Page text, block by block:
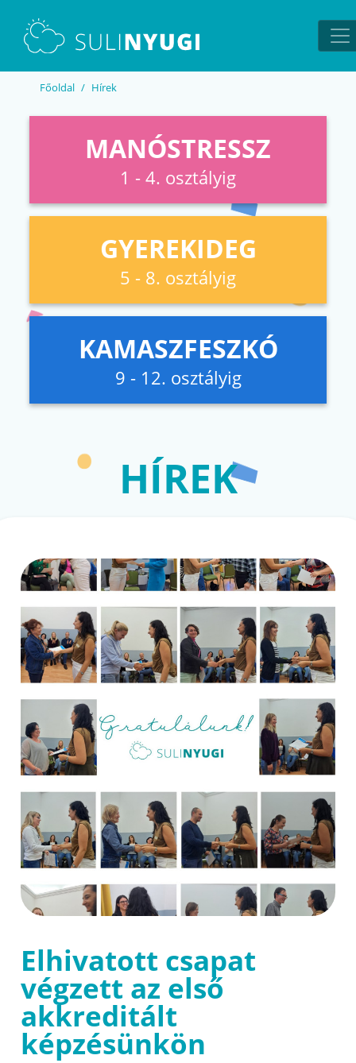
Főoldal Hírek
MANÓSTRESSZ
1 - 4. osztályig
GYEREKIDEG
5 - 8. osztályig
KAMASZFESZKÓ
9 - 12. osztályig
HÍREK
Elhivatott csapat
végzett az első
akkreditált
képzésünkön